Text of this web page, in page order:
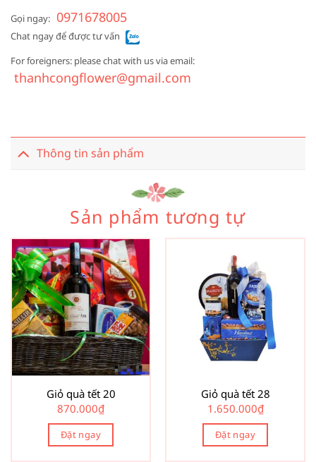
Gọi ngay: 0971678005
Chat ngay để được tư vấn
For foreigners: please chat with us via email:
thanhcongflower@gmail.com
Thông tin sản phẩm
Sản phẩm tương tự
Giỏ quà tết 20
870.000₫
Đặt ngay
Giỏ quà tết 28
1.650.000₫
Đặt ngay